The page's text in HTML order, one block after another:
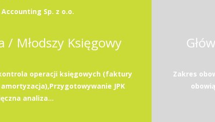
Sp. z o.o.
/ Młodszy Księgowy
operacji księgowych (faktury
JPK
analiza...
Zakres